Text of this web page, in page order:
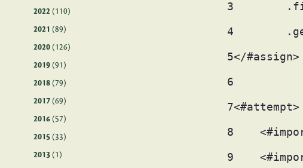
2022 (110)
2021 (89)
2020 (126)
2019 (91)
2018 (79)
2017 (69)
2016 (57)
2015 (33)
2013 (1)
3
4
5</#assign>
6
7<#attempt>
8
9